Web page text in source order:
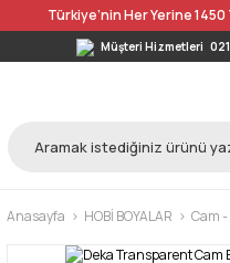
Türkiye’nin Her Yerine
Müşteri Hizmetleri
Anasayfa HOBİ BOYALAR Cam -